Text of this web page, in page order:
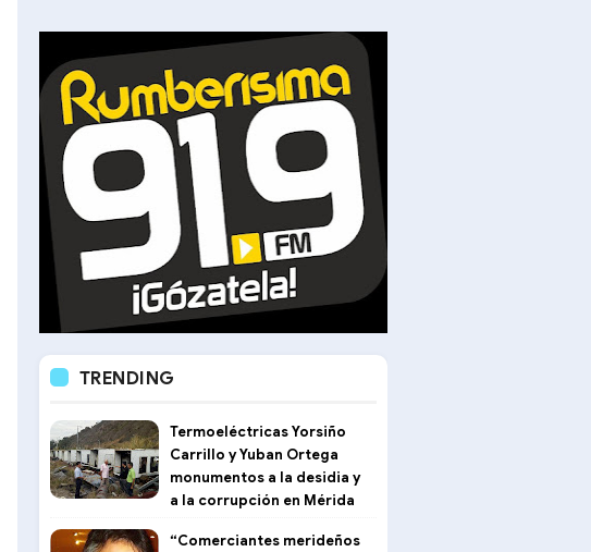
TRENDING
Termoeléctricas Yorsiño
Carrillo y Yuban Ortega
monumentos a la desidia y
a la corrupción en Mérida
“Comerciantes merideños